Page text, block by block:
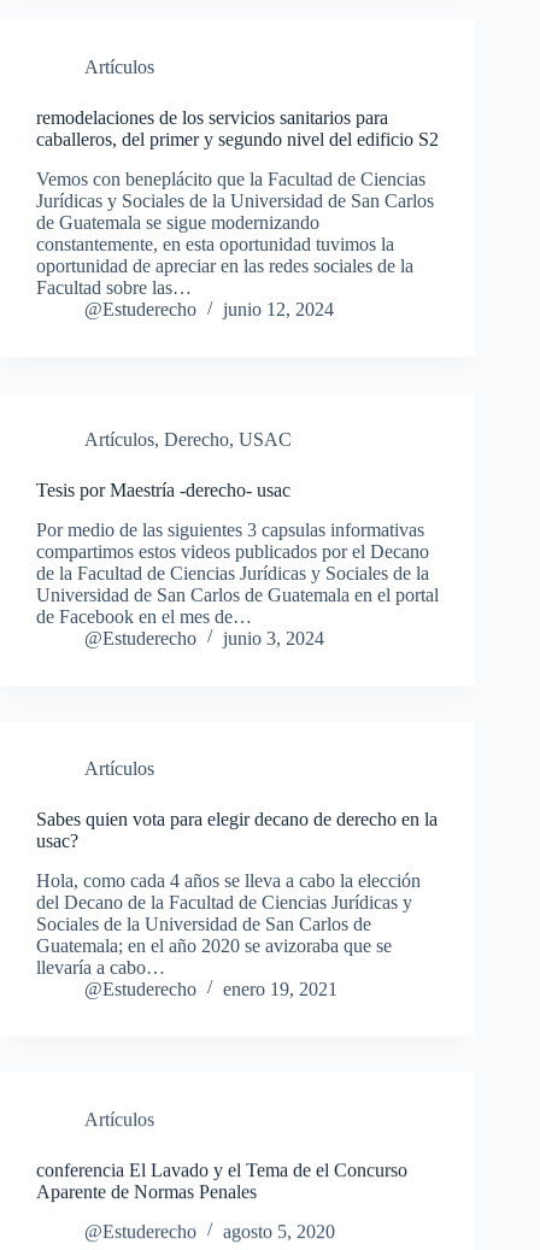
Artículos
remodelaciones de los servicios sanitarios para
caballeros, del primer y segundo nivel del edificio S2
Vemos con beneplácito que la Facultad de Ciencias
Jurídicas y Sociales de la Universidad de San Carlos
de Guatemala se sigue modernizando
constantemente, en esta oportunidad tuvimos la
oportunidad de apreciar en las redes sociales de la
Facultad sobre las…
@Estuderecho
junio 12, 2024
Artículos, Derecho, USAC
Tesis por Maestría -derecho- usac
Por medio de las siguientes 3 capsulas informativas
compartimos estos videos publicados por el Decano
de la Facultad de Ciencias Jurídicas y Sociales de la
Universidad de San Carlos de Guatemala en el portal
de Facebook en el mes de…
@Estuderecho
junio 3, 2024
Artículos
Sabes quien vota para elegir decano de derecho en la
usac?
Hola, como cada 4 años se lleva a cabo la elección
del Decano de la Facultad de Ciencias Jurídicas y
Sociales de la Universidad de San Carlos de
Guatemala; en el año 2020 se avizoraba que se
llevaría a cabo…
@Estuderecho
enero 19, 2021
Artículos
conferencia El Lavado y el Tema de el Concurso
Aparente de Normas Penales
@Estuderecho
agosto 5, 2020